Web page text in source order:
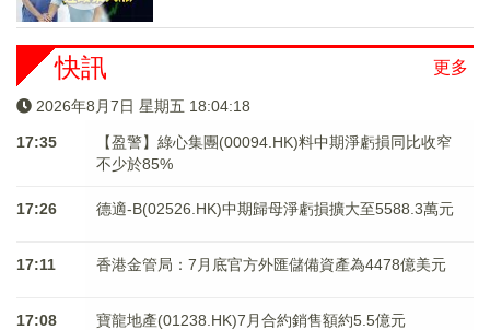
更多
快訊
2026年8月7日 星期五 18:04:19
17:35
【盈警】綠心集團(00094.HK)料中期淨虧損同比收窄
不少於85%
17:26 德適-B(02526.HK)中期歸母淨虧損擴大至5588.3萬元
17:11 香港金管局：7月底官方外匯儲備資產為4478億美元
17:08 寶龍地產(01238.HK)7月合約銷售額約5.5億元